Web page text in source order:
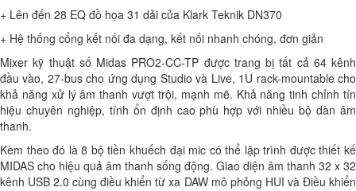
+ Lên đến 28 EQ đồ họa 31 dải của Klark Teknik DN370
+ Hệ thống cổng kết nối đa dạng, kết nối nhanh chóng, đơn giản
Mixer kỹ thuật số Midas PRO2-CC-TP được trang bị tất cả 64 kênh
đầu vào, 27-bus cho ứng dụng Studio và Live, 1U rack-mountable cho
khả năng xử lý âm thanh vượt trội, mạnh mẽ. Khả năng tinh chỉnh tín
hiệu chuyên nghiệp, tính ổn định cao phù hợp với nhiều bộ dàn âm
thanh.
Kèm theo đó là 8 bộ tiền khuếch đại mic có thể lập trình được thiết kế
MIDAS cho hiệu quả âm thanh sống động. Giao diện âm thanh 32 x 32
kênh USB 2.0 cùng điều khiển từ xa DAW mô phỏng HUI và Điều khiển